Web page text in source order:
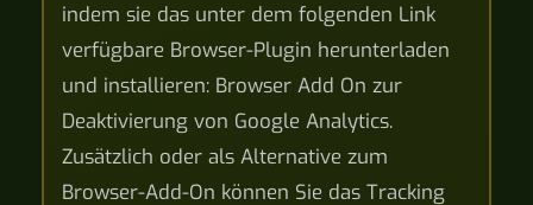
indem sie das unter dem folgenden Link
verfügbare Browser-Plugin herunterladen
und installieren: Browser Add On zur
Deaktivierung von Google Analytics.
Zusätzlich oder als Alternative zum
Browser-Add-On können Sie das Tracking